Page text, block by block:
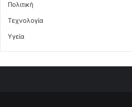
Πολιτική
Τεχνολογία
Υγεία